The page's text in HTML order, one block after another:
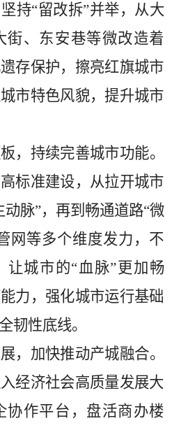
持“留改拆”并举，从大
街、东安巷等微改造着
存保护，擦亮红旗城市
市特色风貌，提升城市
，持续完善城市功能。
标准建设，从拉开城市
动脉”，再到畅通道路“微
网等多个维度发力，不
让城市的“血脉”更加畅
力，强化城市运行基础
韧性底线。
，加快推动产城融合。
经济社会高质量发展大
协作平台，盘活商办楼